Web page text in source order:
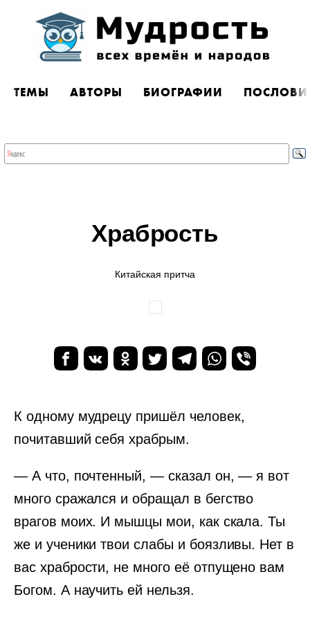
ТЕМЫ АВТОРЫ БИОГРАФИИ
Храбрость
Китайская притча
К одному мудрецу пришёл человек,
почитавший себя храбрым.
— А что, почтенный, — сказал он, — я вот
много сражался и обращал в бегство
врагов моих. И мышцы мои, как скала. Ты
же и ученики твои слабы и боязливы. Нет в
вас храбрости, не много её отпущено вам
Богом. А научить ей нельзя.